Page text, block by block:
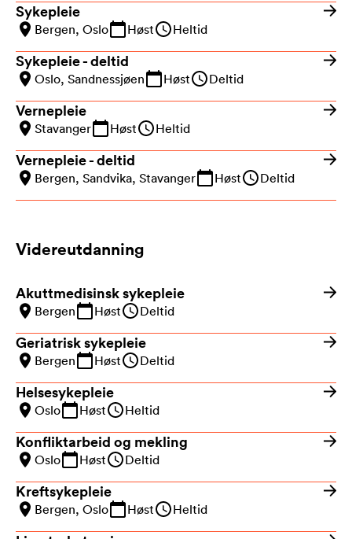
Sykepleie
Bergen, Oslo Høst Heltid
Sykepleie - deltid
Oslo, Sandnessjøen Høst Deltid
Vernepleie
Stavanger Høst Heltid
Vernepleie - deltid
Bergen, Sandvika, Stavanger Høst Deltid
Videreutdanning
Akuttmedisinsk sykepleie
Bergen Høst Deltid
Geriatrisk sykepleie
Bergen Høst Deltid
Helsesykepleie
Oslo Høst Heltid
Konfliktarbeid og mekling
Oslo Høst Deltid
Kreftsykepleie
Bergen, Oslo Høst Heltid